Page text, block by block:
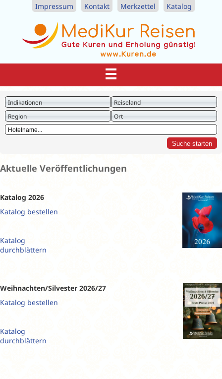
Impressum Kontakt Merkzettel Katalog
Indikationen
Reiseland
Region
Ort
Aktuelle Veröffentlichungen
Katalog 2026
Katalog bestellen
Katalog
durchblättern
Weihnachten/Silvester 2026/27
Katalog bestellen
Katalog
durchblättern